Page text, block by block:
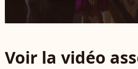
Voir la vidéo